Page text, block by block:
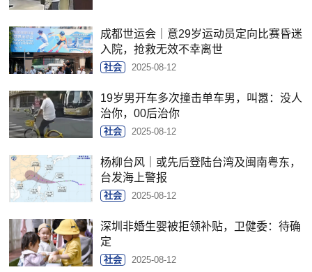
成都世运会｜意29岁运动员定向比赛昏迷
入院，抢救无效不幸离世
社会 2025-08-12
19岁男开车多次撞击单车男，叫嚣：没人
治你，00后治你
社会 2025-08-12
杨柳台风｜或先后登陆台湾及闽南粤东，
台发海上警报
社会 2025-08-12
深圳非婚生婴被拒领补贴，卫健委：待确
定
社会 2025-08-12